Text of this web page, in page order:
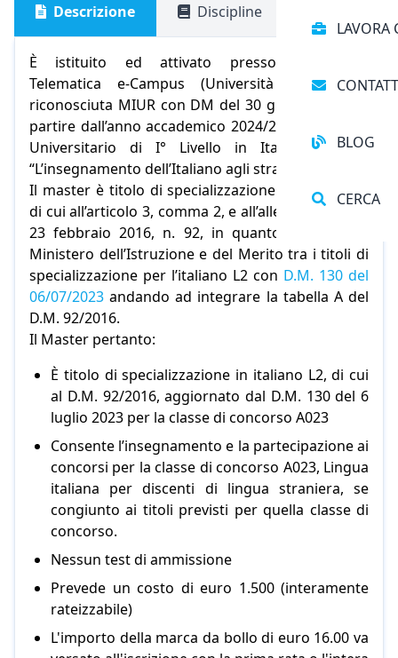
LAVORA
BLOG
CERCA
Descrizione Discipline
È istituito ed attivato presso l’Università
Telematica e-Campus (Università Legalmente
riconosciuta MIUR con DM del 30 giugno 2006) a
partire dall’anno accademico 2024/2025, il Master
Universitario di I° Livello in Italiano L2 in:
“L’insegnamento dell’Italiano agli stranieri L2”.
Il master è titolo di specializzazione in italiano L2
di cui all’articolo 3, comma 2, e all’allegato A al DM
23 febbraio 2016, n. 92, in quanto inserito dal
Ministero dell’Istruzione e del Merito tra i titoli di
specializzazione per l’italiano L2 con D.M. 130 del
06/07/2023 andando ad integrare la tabella A del
D.M. 92/2016.
Il Master pertanto:
È titolo di specializzazione in italiano L2, di cui
al D.M. 92/2016, aggiornato dal D.M. 130 del 6
luglio 2023 per la classe di concorso A023
Consente l’insegnamento e la partecipazione ai
concorsi per la classe di concorso A023, Lingua
italiana per discenti di lingua straniera, se
congiunto ai titoli previsti per quella classe di
concorso.
Nessun test di ammissione
Prevede un costo di euro 1.500 (interamente
rateizzabile)
L'importo della marca da bollo di euro 16.00 va